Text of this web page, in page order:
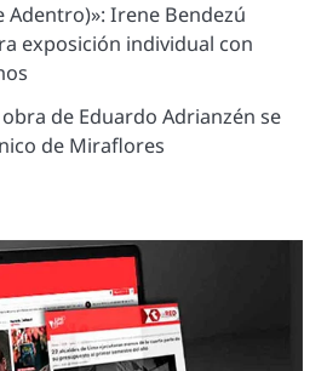
Adentro)»: Irene Bendezú
exposición individual con
de Eduardo Adrianzén se
de Miraflores